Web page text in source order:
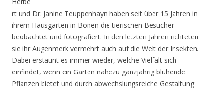
Herbe
rt und Dr. Janine Teuppenhayn haben seit über 15 Jahren in
ihrem Hausgarten in Bönen die tierischen Besucher
beobachtet und fotografiert. In den letzten Jahren richteten
sie ihr Augenmerk vermehrt auch auf die Welt der Insekten.
Dabei erstaunt es immer wieder, welche Vielfalt sich
einfindet, wenn ein Garten nahezu ganzjährig blühende
Pflanzen bietet und durch abwechslungsreiche Gestaltung